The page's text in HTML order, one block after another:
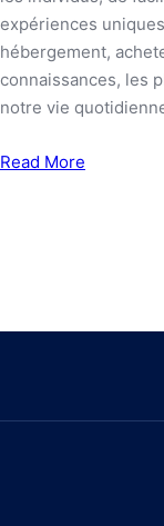
expériences
hébergement,
connaissances, les
notre vie
Read More